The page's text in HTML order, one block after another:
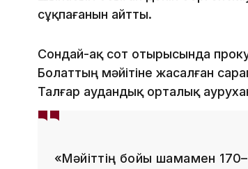
сұқпағанын айтты.
Сондай-ақ сот отырысында
Болаттың мәйітіне жасалған
Талғар аудандық орталық
«Мәйіттің бойы шамамен